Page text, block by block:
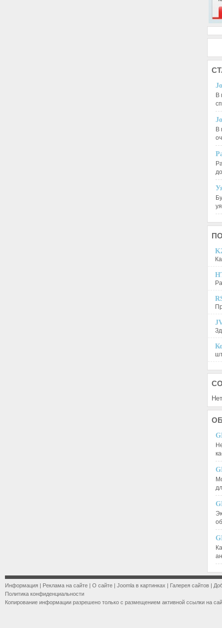
В
В
Информация | Реклама на сайте | О сайте | Joomla в картинках | Галерея сайтов |
Политика конфиденциальности
Копирование информации разрешено только с размещением активной ссылки на